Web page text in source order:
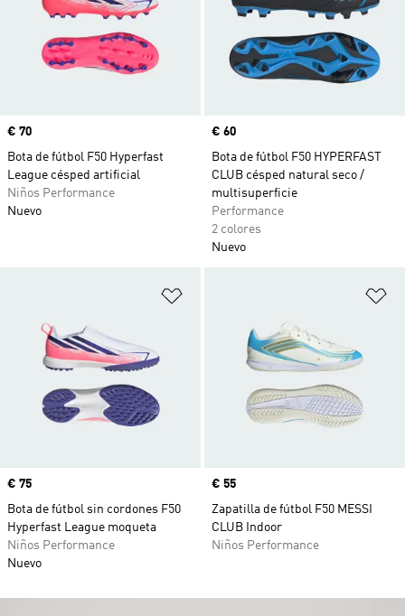
Precio
€ 70
Bota de fútbol F50 Hyperfast
League césped artificial
Niños Performance
Nuevo
Precio
€ 60
Bota de fútbol F50 HYPERFAST
CLUB césped natural seco /
multisuperficie
Performance
2 colores
Nuevo
Precio
€ 75
Bota de fútbol sin cordones F50
Hyperfast League moqueta
Niños Performance
Nuevo
Precio
€ 55
Zapatilla de fútbol F50 MESSI
CLUB Indoor
Niños Performance